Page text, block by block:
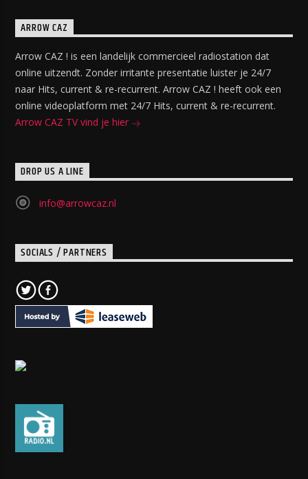
ARROW CAZ
Arrow CAZ ! is een landelijk commercieel radiostation dat
online uitzendt. Zonder irritante presentatie luister je 24/7
naar Hits, current & re-recurrent. Arrow CAZ ! heeft ook een
online videoplatform met 24/7 Hits, current & re-recurrent.
Arrow CAZ TV vind je hier
DROP US A LINE
info@arrowcaz.nl
SOCIALS / PARTNERS